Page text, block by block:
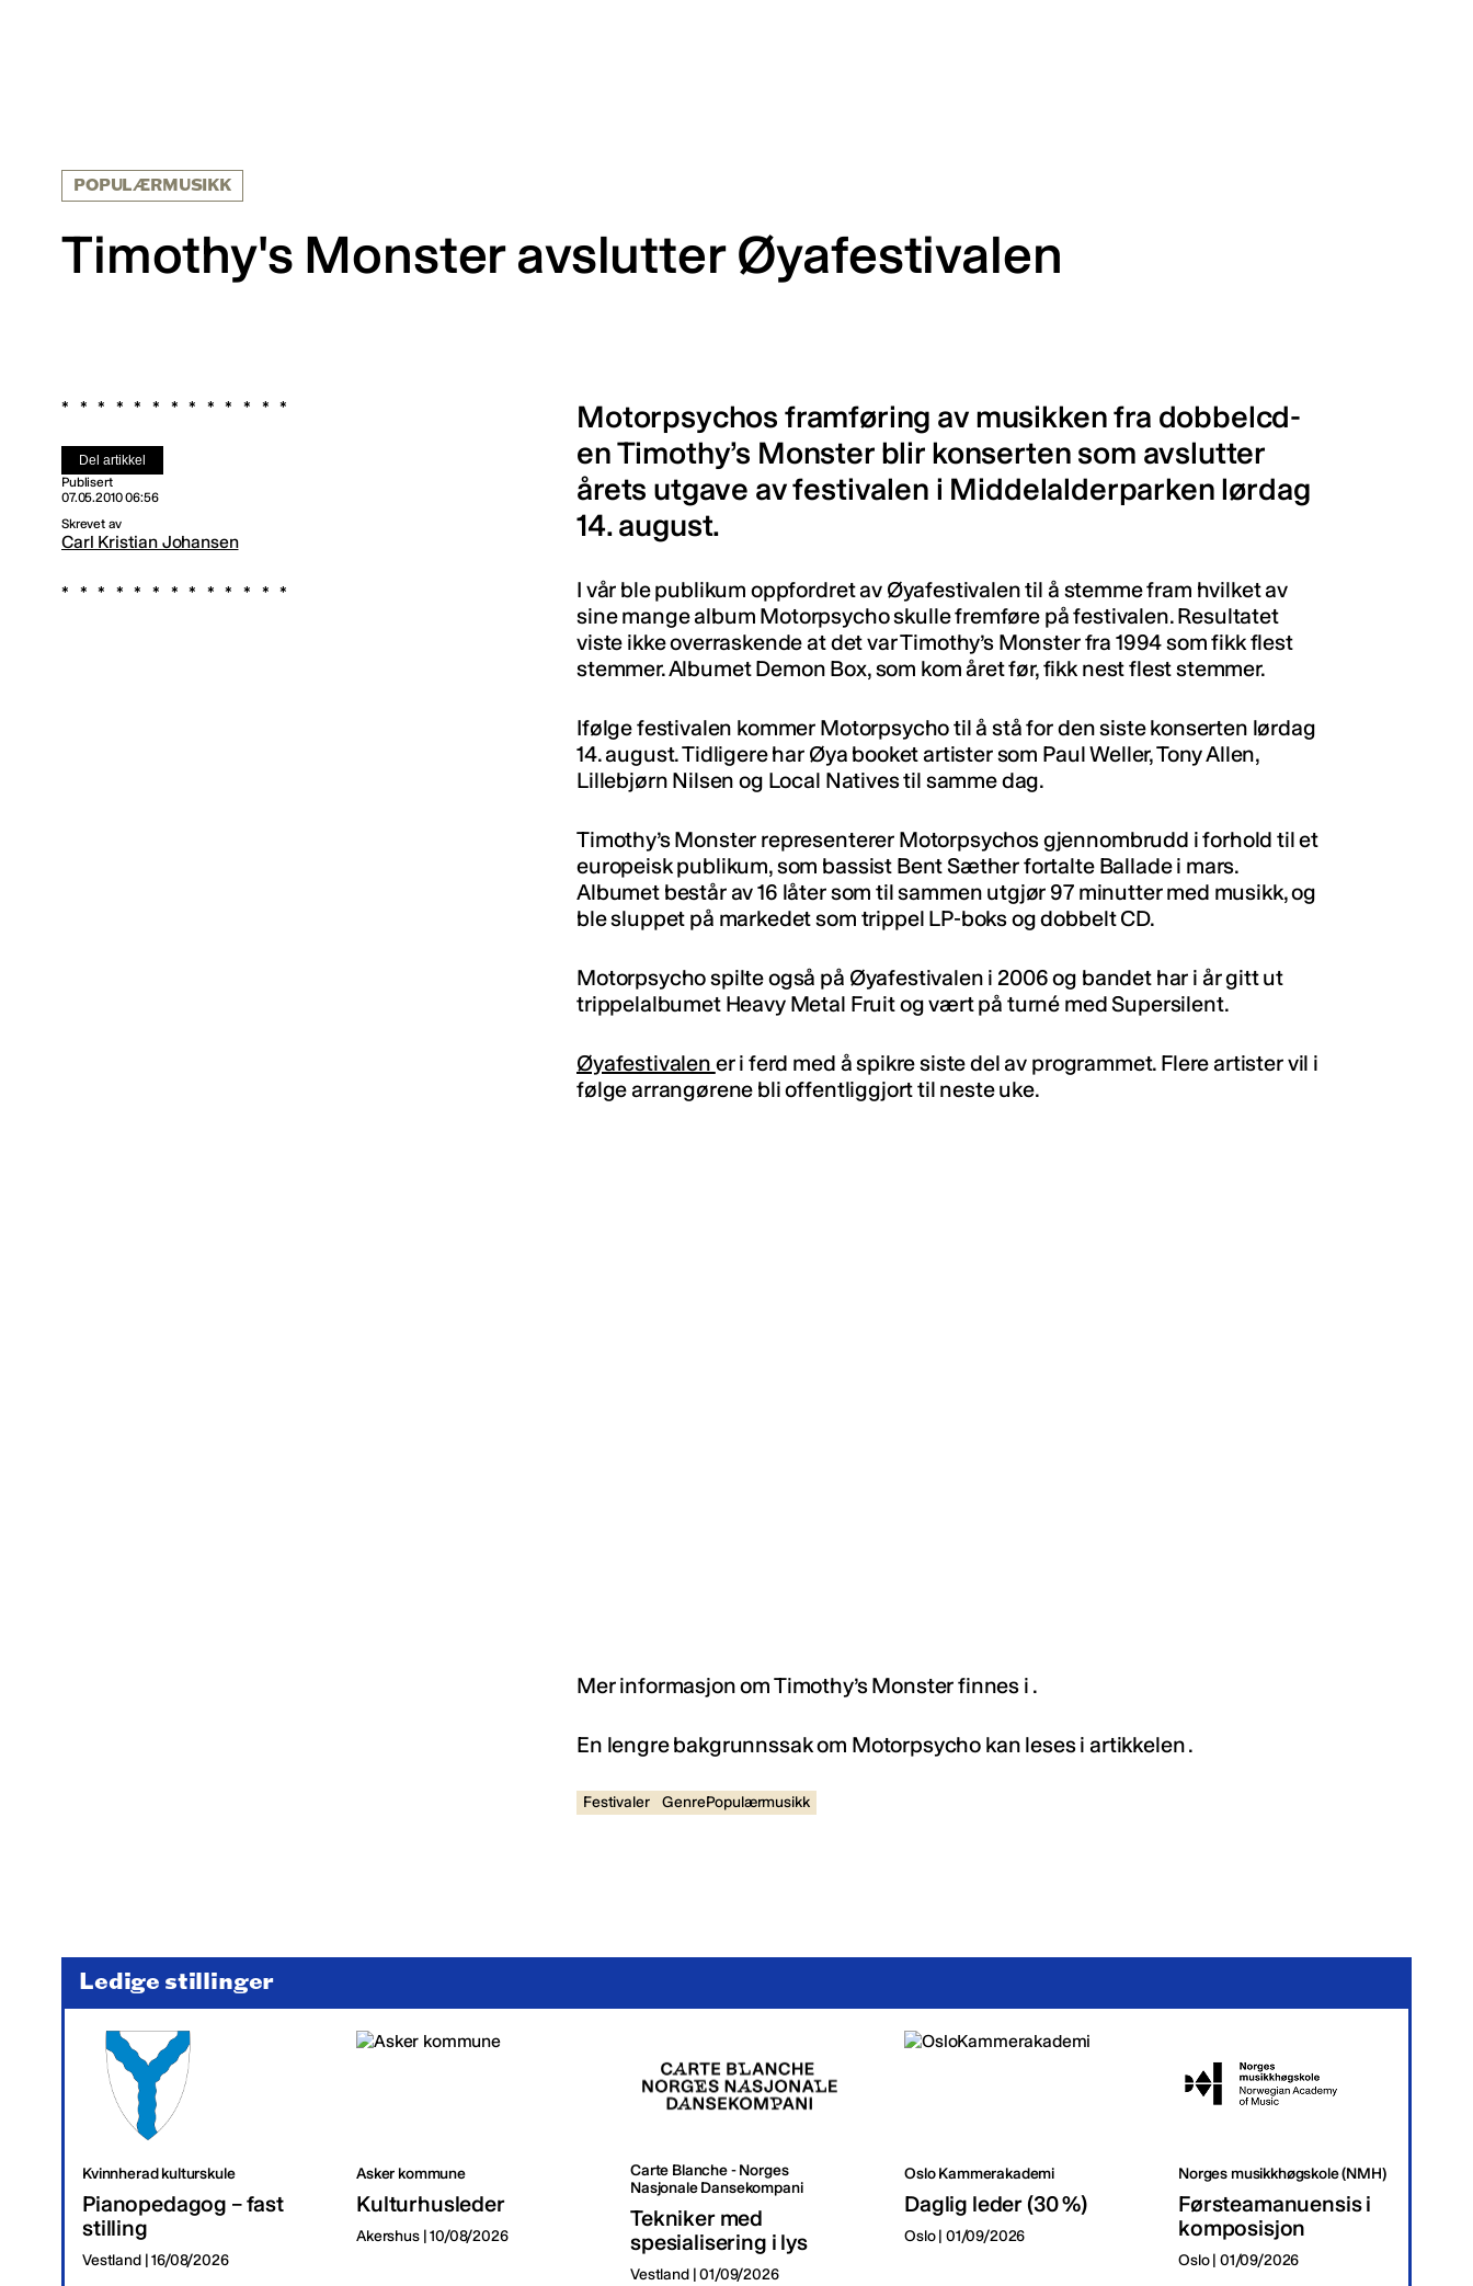
POPULÆRMUSIKK
Timothy's Monster avslutter Øyafestivalen
Del artikkel
Publisert
07.05.2010 06:56
Skrevet av
Carl Kristian Johansen
Motorpsychos framføring av musikken fra dobbelcd-
en Timothy’s Monster blir konserten som avslutter
årets utgave av festivalen i Middelalderparken lørdag
14. august.
I vår ble publikum oppfordret av Øyafestivalen til å stemme fram hvilket av
sine mange album Motorpsycho skulle fremføre på festivalen. Resultatet
viste ikke overraskende at det var Timothy’s Monster fra 1994 som fikk flest
stemmer. Albumet Demon Box, som kom året før, fikk nest flest stemmer.
Ifølge festivalen kommer Motorpsycho til å stå for den siste konserten lørdag
14. august. Tidligere har Øya booket artister som Paul Weller, Tony Allen,
Lillebjørn Nilsen og Local Natives til samme dag.
Timothy’s Monster representerer Motorpsychos gjennombrudd i forhold til et
europeisk publikum, som bassist Bent Sæther fortalte Ballade i mars.
Albumet består av 16 låter som til sammen utgjør 97 minutter med musikk, og
ble sluppet på markedet som trippel LP-boks og dobbelt CD.
Motorpsycho spilte også på Øyafestivalen i 2006 og bandet har i år gitt ut
trippelalbumet Heavy Metal Fruit og vært på turné med Supersilent.
Øyafestivalen er i ferd med å spikre siste del av programmet. Flere artister vil i
følge arrangørene bli offentliggjort til neste uke.
Mer informasjon om Timothy’s Monster finnes i .
En lengre bakgrunnssak om Motorpsycho kan leses i artikkelen .
Festivaler GenrePopulærmusikk
Ledige stillinger
Kvinnherad kulturskule
Pianopedagog – fast
stilling
Vestland | 16/08/2026
Asker kommune
Kulturhusleder
Akershus | 10/08/2026
Carte Blanche - Norges
Nasjonale Dansekompani
Tekniker med
spesialisering i lys
Vestland | 01/09/2026
Oslo Kammerakademi
Daglig leder (30 %)
Oslo | 01/09/2026
Norges musikkhøgskole (NMH)
Førsteamanuensis i
komposisjon
Oslo | 01/09/2026